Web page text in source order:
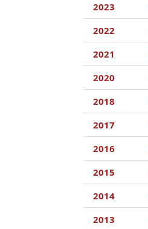
2023
2022
2021
2020
2018
2017
2016
2015
2014
2013